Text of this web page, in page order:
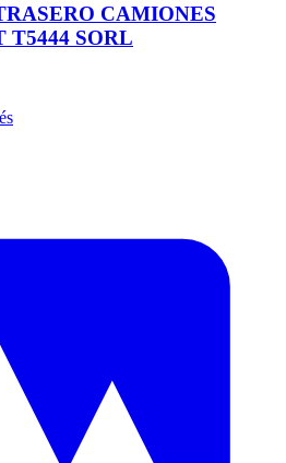
CAMIONES
T5444 SORL